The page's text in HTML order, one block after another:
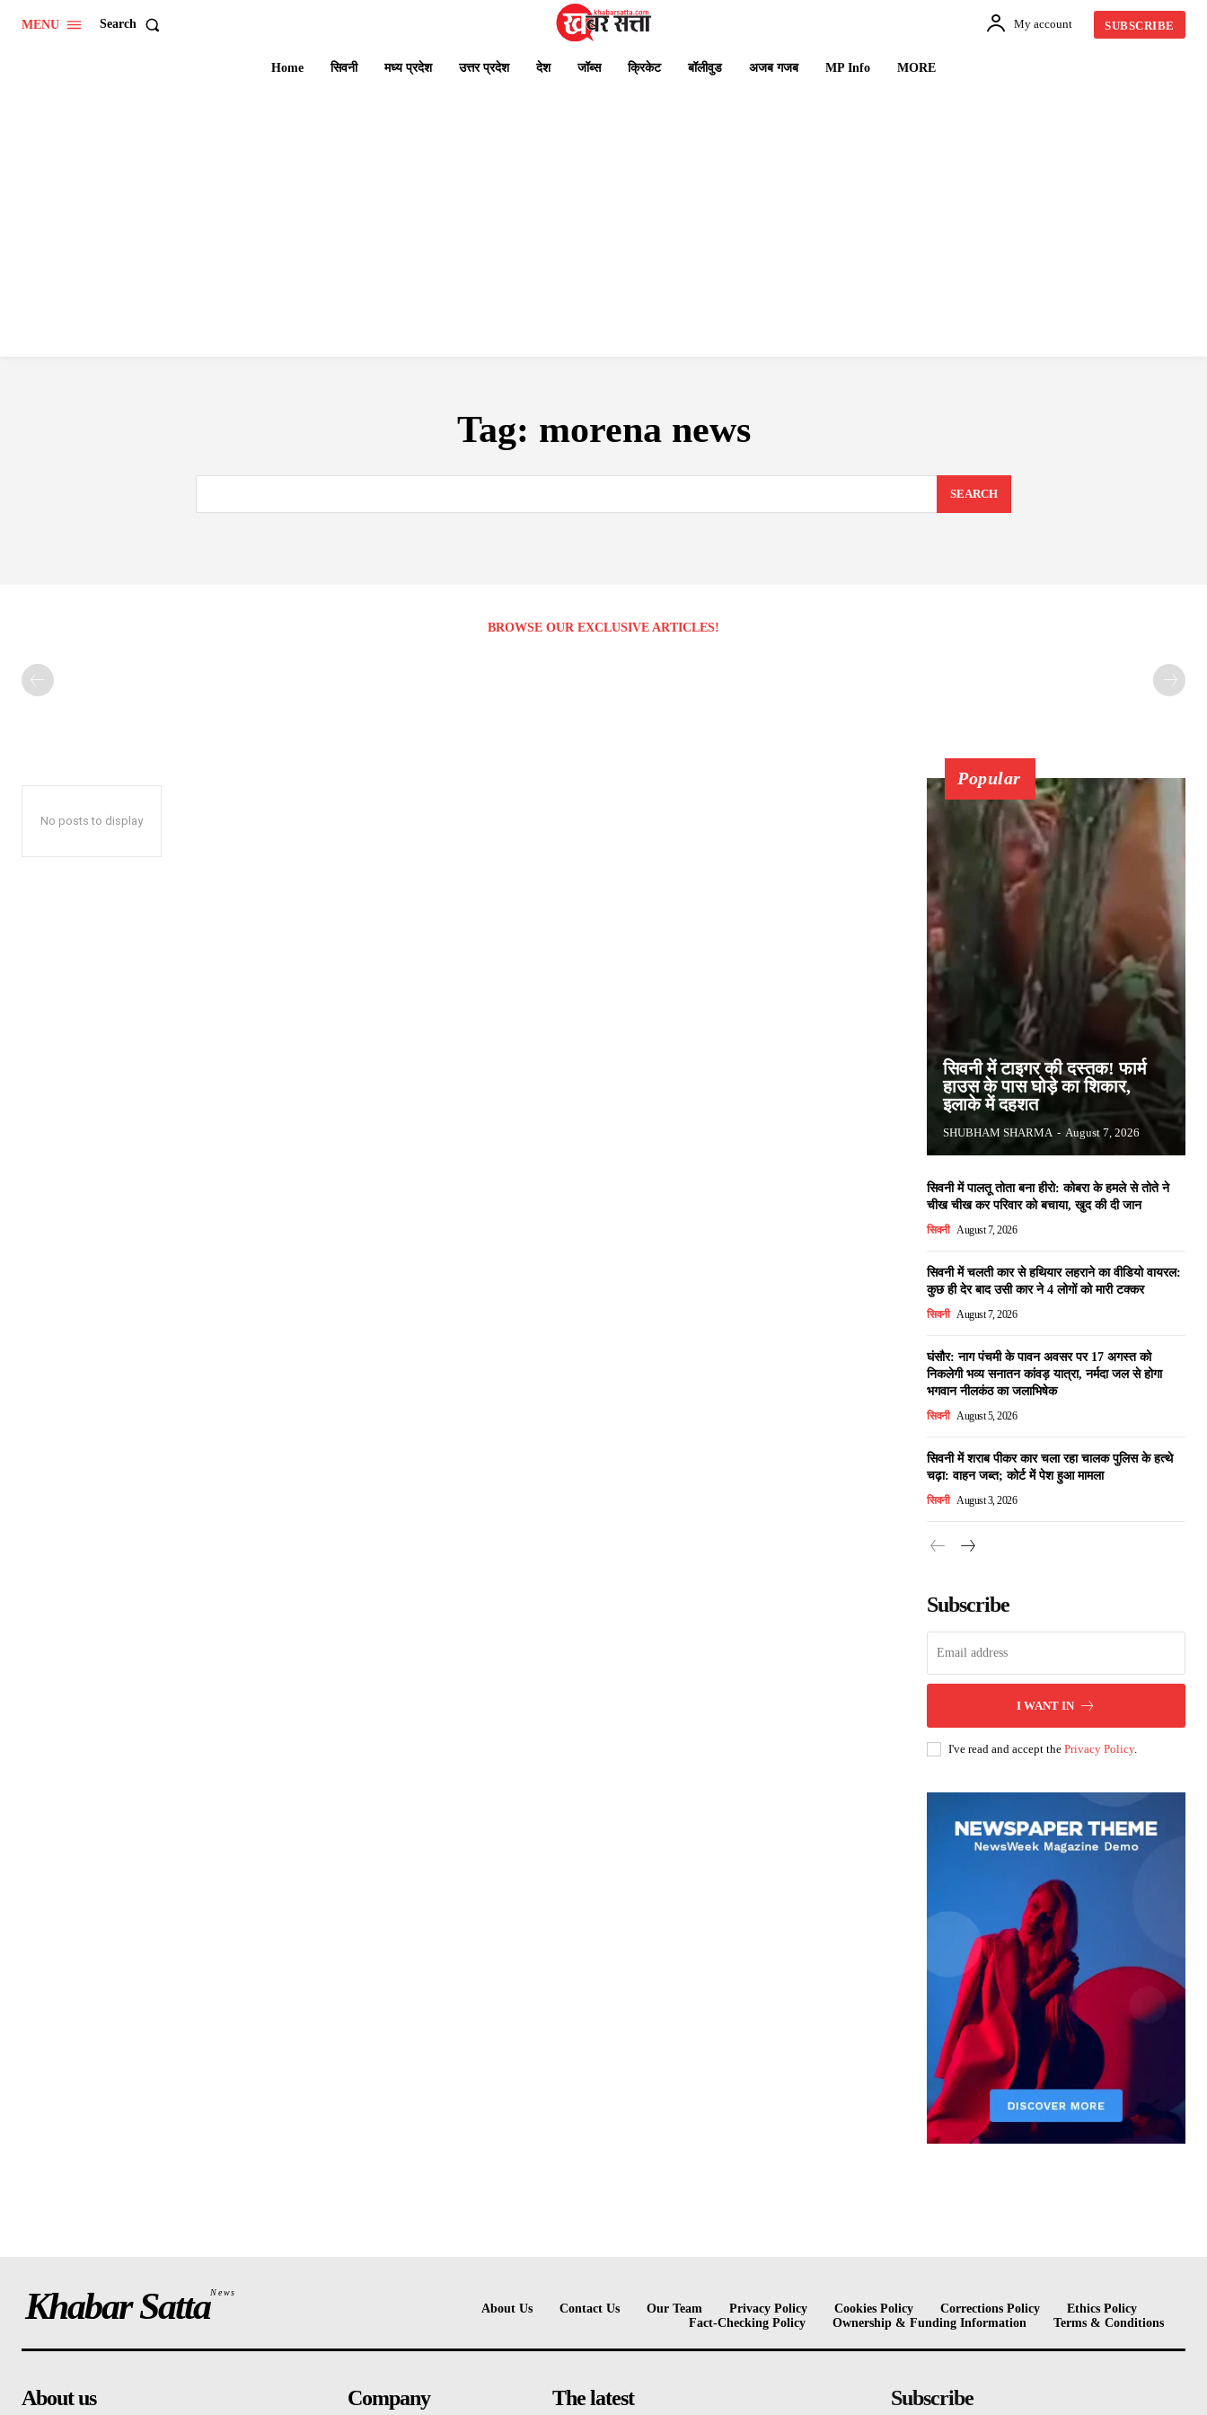
MENU Search My account SUBSCRIBE
Home सिवनी मध्य प्रदेश उत्तर प्रदेश देश जॉब्स क्रिकेट बॉलीवुड अजब गजब MP Info MORE
Tag: morena news
SEARCH
BROWSE OUR EXCLUSIVE ARTICLES!
No posts to display
Popular
सिवनी में टाइगर की दस्तक! फार्म
हाउस के पास घोड़े का शिकार,
इलाके में दहशत
SHUBHAM SHARMA - August 7, 2026
सिवनी में पालतू तोता बना हीरो: कोबरा के हमले से तोते ने
चीख चीख कर परिवार को बचाया, खुद की दी जान
सिवनी August 7, 2026
सिवनी में चलती कार से हथियार लहराने का वीडियो वायरल:
कुछ ही देर बाद उसी कार ने 4 लोगों को मारी टक्कर
सिवनी August 7, 2026
घंसौर: नाग पंचमी के पावन अवसर पर 17 अगस्त को
निकलेगी भव्य सनातन कांवड़ यात्रा, नर्मदा जल से होगा
भगवान नीलकंठ का जलाभिषेक
सिवनी August 5, 2026
सिवनी में शराब पीकर कार चला रहा चालक पुलिस के हत्थे
चढ़ा: वाहन जब्त; कोर्ट में पेश हुआ मामला
सिवनी August 3, 2026
Subscribe
I WANT IN
I've read and accept the Privacy Policy.
Khabar SattaNews
About Us Contact Us Our Team Privacy Policy Cookies Policy Corrections Policy
Ethics Policy
Fact-Checking Policy
Ownership & Funding Information Terms & Conditions
About us Company The latest Subscribe